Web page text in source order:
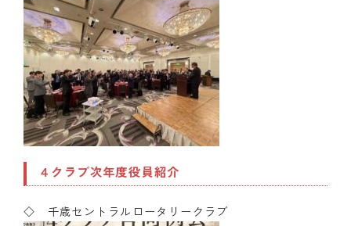
４クラブ次年度役員紹介
◇ 千歳セントラルロータリークラブ